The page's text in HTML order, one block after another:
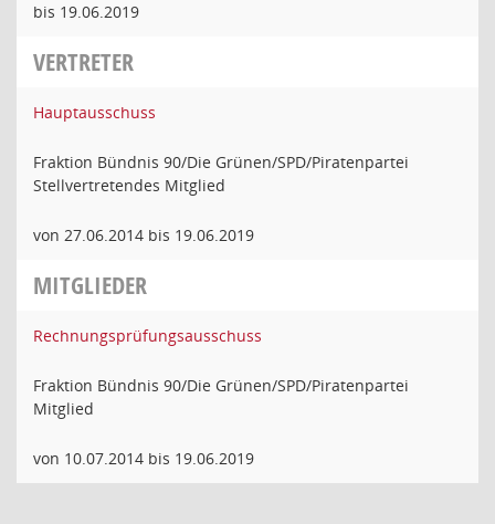
bis 19.06.2019
VERTRETER
Hauptausschuss
Fraktion Bündnis 90/Die Grünen/SPD/Piratenpartei
Stellvertretendes Mitglied
von 27.06.2014 bis 19.06.2019
MITGLIEDER
Rechnungsprüfungsausschuss
Fraktion Bündnis 90/Die Grünen/SPD/Piratenpartei
Mitglied
von 10.07.2014 bis 19.06.2019